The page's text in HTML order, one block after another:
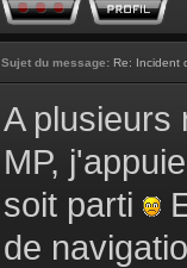
Sujet du message: Re: Incident
A plusieurs
MP,
soit parti
de